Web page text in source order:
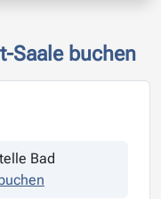
Saale buchen
Bad